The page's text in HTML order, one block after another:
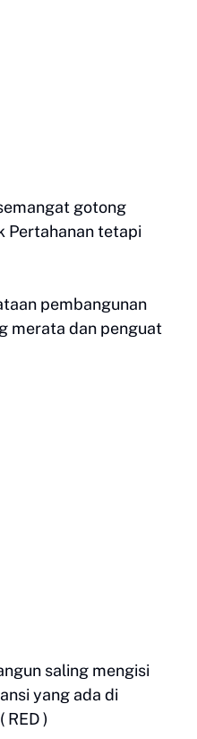
gotong
Pertahanan tetapi
pembangunan
merata dan penguat
saling mengisi
yang ada di
)